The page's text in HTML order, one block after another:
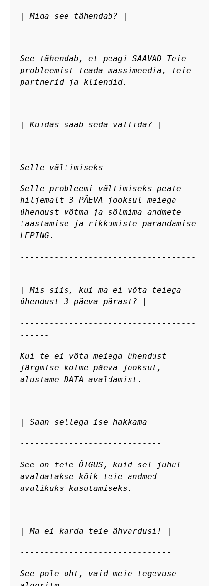
| Mida see tähendab? |
----------------------
See tähendab, et peagi SAAVAD Teie
probleemist teada massimeedia, teie
partnerid ja kliendid.
-------------------------
| Kuidas saab seda vältida? |
--------------------------
Selle vältimiseks
Selle probleemi vältimiseks peate
hiljemalt 3 PÄEVA jooksul meiega
ühendust võtma ja sõlmima andmete
taastamise ja rikkumiste parandamise
LEPING.
------------------------------------
-------
| Mis siis, kui ma ei võta teiega
ühendust 3 päeva pärast? |
------------------------------------
------
Kui te ei võta meiega ühendust
järgmise kolme päeva jooksul,
alustame DATA avaldamist.
-----------------------------
| Saan sellega ise hakkama
-----------------------------
See on teie ÕIGUS, kuid sel juhul
avaldatakse kõik teie andmed
avalikuks kasutamiseks.
-------------------------------
| Ma ei karda teie ähvardusi! |
-------------------------------
See pole oht, vaid meie tegevuse